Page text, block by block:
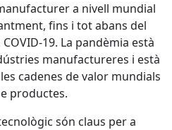
a nivell mundial
fins i tot abans del
19. La pandèmia està
manufactureres i està
cadenes de valor mundials
productes.
són claus per a